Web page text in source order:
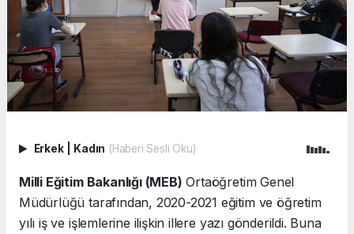
Erkek Kadın (Haberi Sesli Oku)
Milli Eğitim Bakanlığı (MEB) Ortaöğretim Genel
Müdürlüğü tarafından, 2020-2021 eğitim ve öğretim
yılı iş ve işlemlerine ilişkin illere yazı gönderildi. Buna